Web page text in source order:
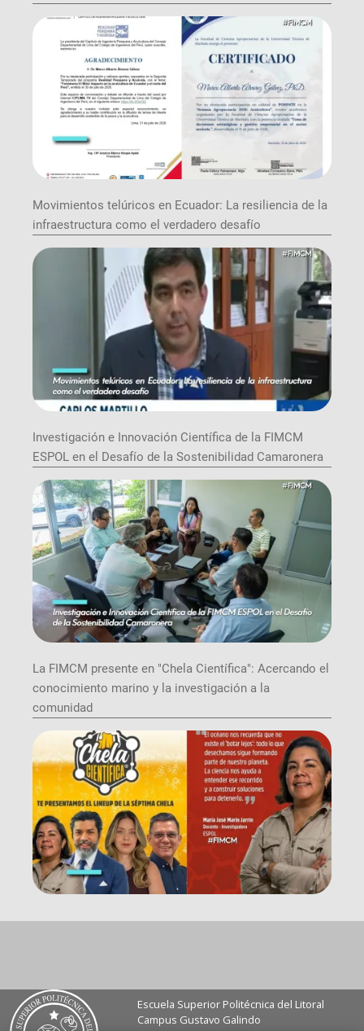
Movimientos telúricos en Ecuador: La resiliencia de la
infraestructura como el verdadero desafío
Investigación e Innovación Científica de la FIMCM
ESPOL en el Desafío de la Sostenibilidad Camaronera
La FIMCM presente en "Chela Científica": Acercando el
conocimiento marino y la investigación a la
comunidad
Escuela Superior Politécnica del Litoral
Campus Gustavo Galindo